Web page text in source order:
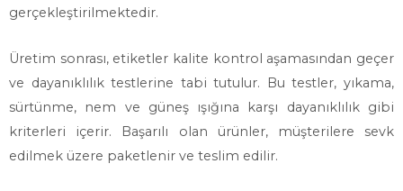
gerçekleştirilmektedir.
Üretim sonrası, etiketler kalite kontrol aşamasından geçer
ve dayanıklılık testlerine tabi tutulur. Bu testler, yıkama,
sürtünme, nem ve güneş ışığına karşı dayanıklılık gibi
kriterleri içerir. Başarılı olan ürünler, müşterilere sevk
edilmek üzere paketlenir ve teslim edilir.